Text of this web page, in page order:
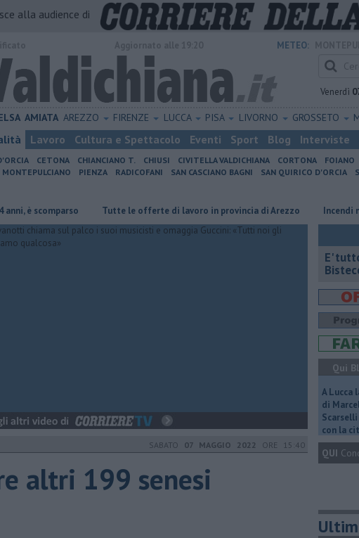
alla audience di
METEO:
Venerdì
AMIATA AREZZO FIRENZE LUCCA PISA LIVORNO GROSSETO
Lavoro Cultura e Spettacolo Eventi Sport Blog Interviste
CETONA CHIANCIANO T. CHIUSI CIVITELLA VALDICHIANA CORTONA FOIANO
MONTEPULCIANO PIENZA RADICOFANI SAN CASCIANO BAGNI SAN QUIRICO D'ORCIA
​Tutte le offerte di lavoro in provincia di Arezzo Incendi nei
SABATO 07 MAGGIO 2022 ORE 15:40
altri 199 senesi
E'
Qui
A Lucca
di
con la
QUI